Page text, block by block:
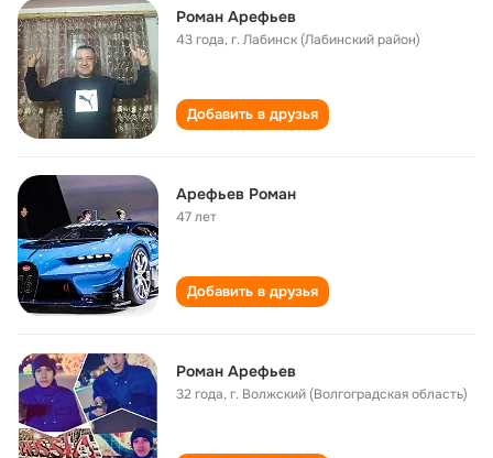
Роман Арефьев
43 года,г. Лабинск (Лабинский район)
Добавить в друзья
Арефьев Роман
47 лет
Добавить в друзья
Роман Арефьев
32 года,г. Волжский (Волгоградская область)